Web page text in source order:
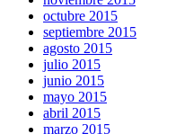
octubre 2015
septiembre 2015
agosto 2015
julio 2015
junio 2015
mayo 2015
abril 2015
marzo 2015